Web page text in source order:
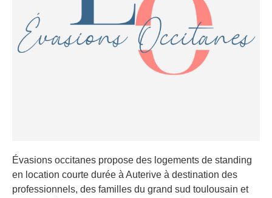
Évasions occitanes propose des logements de standing
en location courte durée à Auterive à destination des
professionnels, des familles du grand sud toulousain et